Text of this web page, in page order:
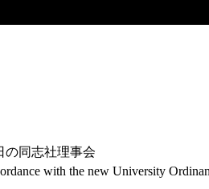
の同志社理事会
with the new University